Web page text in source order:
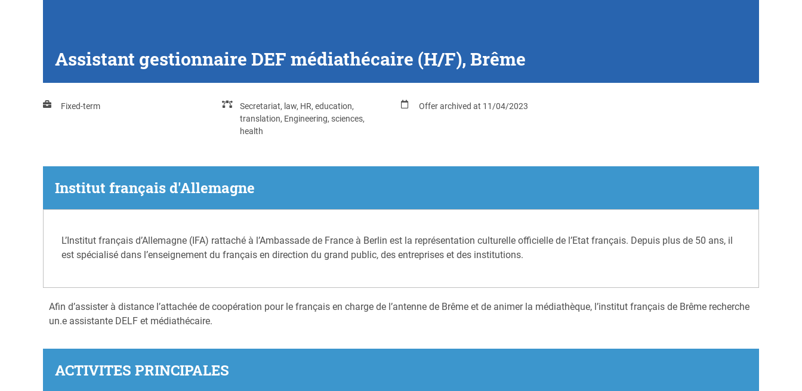
Assistant gestionnaire DEF médiathécaire (H/F), Brême
Fixed-term
Secretariat, law, HR, education,
translation, Engineering, sciences,
health
Offer archived at 11/04/2023
Institut français d'Allemagne
L’Institut français d’Allemagne (IFA) rattaché à l’Ambassade de France à Berlin est la représentation culturelle officielle de l’Etat français. Depuis plus de 50 ans, il
est spécialisé dans l’enseignement du français en direction du grand public, des entreprises et des institutions.
Afin d’assister à distance l’attachée de coopération pour le français en charge de l’antenne de Brême et de animer la médiathèque, l’institut français de Brême recherche
un.e assistante DELF et médiathécaire.
ACTIVITES PRINCIPALES